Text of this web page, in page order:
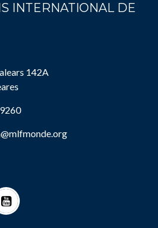
INTERNATIONAL DE
142A